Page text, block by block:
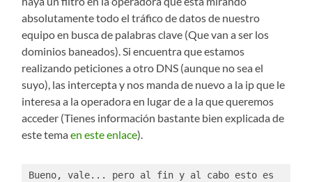
absolutamente todo el tráfico de datos de nuestro
equipo en busca de palabras clave (Que van a ser los
dominios baneados). Si encuentra que estamos
realizando peticiones a otro DNS (aunque no sea el
suyo), las intercepta y nos manda de nuevo a la ip que le
interesa a la operadora en lugar de a la que queremos
acceder (Tienes información bastante bien explicada de
este temaen este enlace).
Bueno, vale... pero al fin y al cabo esto es